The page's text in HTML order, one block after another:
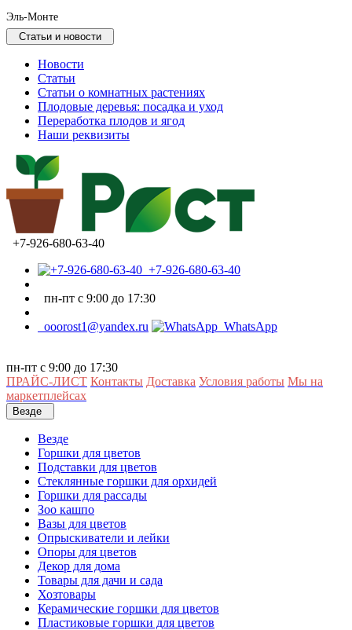
Эль-Монте
Статьи и новости
Новости
Статьи
Статьи о комнатных растениях
Плодовые деревья: посадка и уход
Переработка плодов и ягод
Наши реквизиты
+7-926-680-63-40
+7-926-680-63-40
пн-пт с 9:00 до 17:30
ooorost1@yandex.ru WhatsApp
пн-пт с 9:00 до 17:30
ПРАЙС-ЛИСТ Контакты Доставка Условия работы Мы на
маркетплейсах
Везде
Везде
Горшки для цветов
Подставки для цветов
Стеклянные горшки для орхидей
Горшки для рассады
Зоо кашпо
Вазы для цветов
Опрыскиватели и лейки
Опоры для цветов
Декор для дома
Товары для дачи и сада
Хозтовары
Керамические горшки для цветов
Пластиковые горшки для цветов